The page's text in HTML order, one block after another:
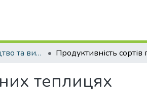
ОПП "Садівництво та виноградарство"
теплицях